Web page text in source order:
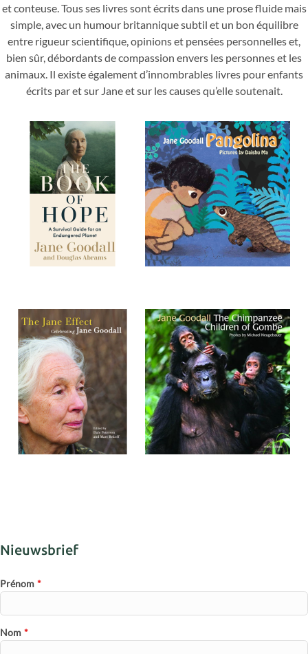
et conteuse. Tous ses livres sont écrits dans une prose fluide mais
simple, avec un humour britannique subtil et un bon équilibre
entre rigueur scientifique, opinions et pensées personnelles et,
bien sûr, débordants de compassion envers les personnes et les
animaux. Il existe également d’innombrables livres pour enfants
écrits par et sur Jane et sur les causes qu’elle soutenait.
Nieuwsbrief
Prénom *
Nom *